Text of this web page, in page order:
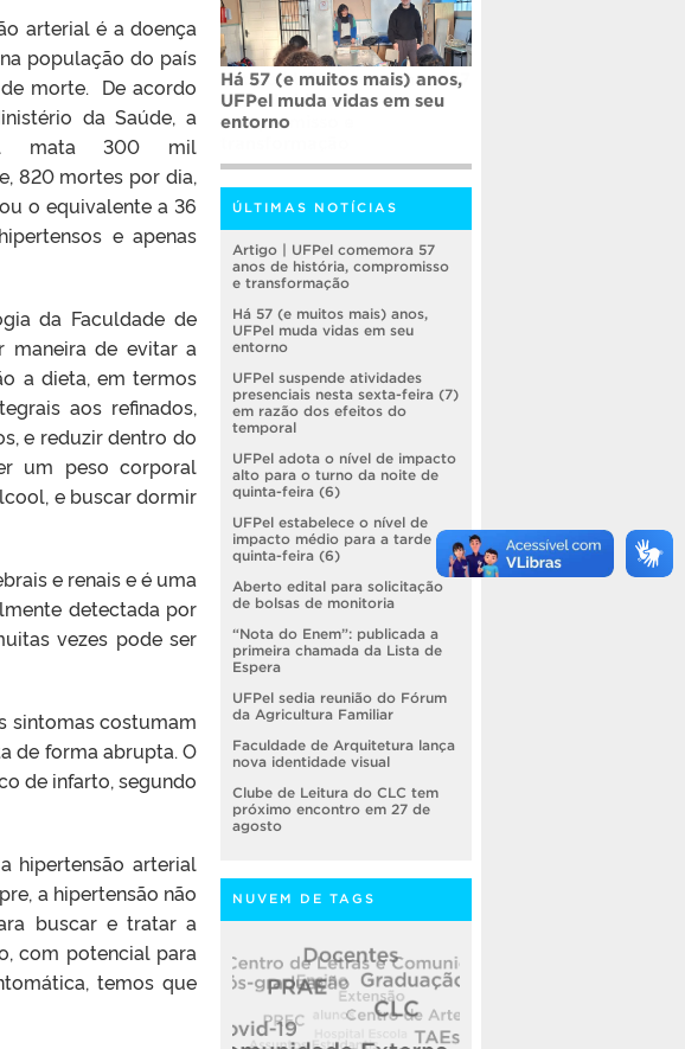
arterial é a doença
população do país
morte. De acordo
da Saúde, a
mata 300 mil
820 mortes por dia,
o equivalente a 36
e apenas
da Faculdade de
maneira de evitar a
a dieta, em termos
aos refinados,
e reduzir dentro do
um peso corporal
e buscar dormir
e renais e é uma
detectada por
vezes pode ser
sintomas costumam
de forma abrupta. O
de infarto, segundo
hipertensão arterial
a hipertensão não
buscar e tratar a
com potencial para
temos que
Há 57 (e muitos mais) anos,
UFPel muda vidas em seu
entorno
ÚLTIMAS NOTÍCIAS
Artigo | UFPel comemora 57
anos de história, compromisso
e transformação
Há 57 (e muitos mais) anos,
UFPel muda vidas em seu
entorno
UFPel suspende atividades
presenciais nesta sexta-feira (7)
em razão dos efeitos do
temporal
UFPel adota o nível de impacto
alto para o turno da noite de
quinta-feira (6)
UFPel estabelece o nível de
impacto médio para a tarde de
quinta-feira (6)
Aberto edital para solicitação
de bolsas de monitoria
“Nota do Enem”: publicada a
primeira chamada da Lista de
Espera
UFPel sedia reunião do Fórum
da Agricultura Familiar
Faculdade de Arquitetura lança
nova identidade visual
Clube de Leitura do CLC tem
próximo encontro em 27 de
agosto
NUVEM DE TAGS